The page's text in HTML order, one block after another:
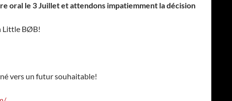
oral le 3 Juillet et attendons impatiemment la décision
Little BØB!
vers un futur souhaitable!